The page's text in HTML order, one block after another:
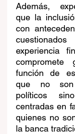
Además,
que la
con
experiencia
compromete
función de
que no son
políticos
centradas en
quienes no
la banca